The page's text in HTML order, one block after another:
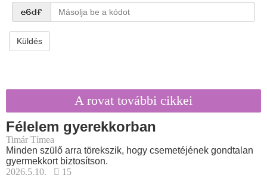
Küldés
A rovat további cikkei
Félelem gyerekkorban
Timár Tímea
Minden szülő arra törekszik, hogy csemetéjének gondtalan
gyermekkort biztosítson.
2026.5.10.
15